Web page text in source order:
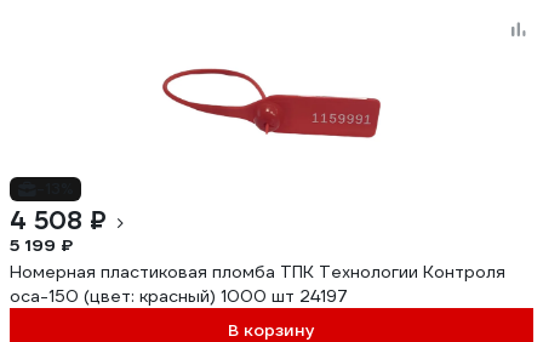
4 508 ₽
5 199 ₽
Номерная пластиковая пломба ТПК Технологии Контроля
оса-150 (цвет: красный) 1000 шт 24197
В корзину